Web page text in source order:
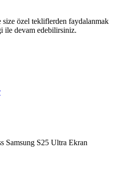
size özel tekliflerden faydalanmak
ile devam edebilirsiniz.